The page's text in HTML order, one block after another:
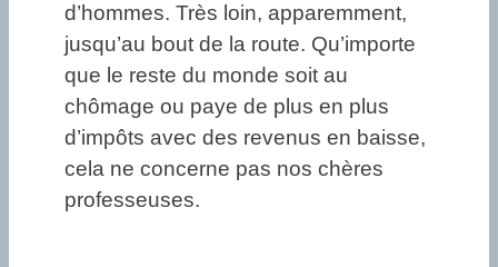
d’hommes. Très loin, apparemment,
jusqu’au bout de la route. Qu’importe
que le reste du monde soit au
chômage ou paye de plus en plus
d’impôts avec des revenus en baisse,
cela ne concerne pas nos chères
professeuses.